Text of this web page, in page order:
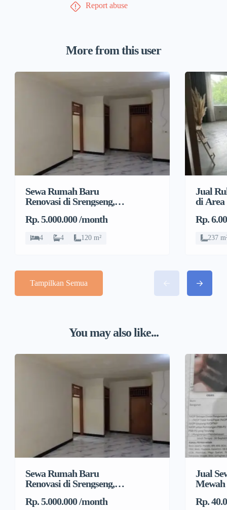
Report abuse
More from this user
Sewa Rumah Baru
Renovasi di Srengseng,
Barat
Rp. 5.000.000 /month
4 4 120 m²
Jual
di Area
Rp.
237
Tampilkan Semua
You may also like...
Sewa Rumah Baru
Renovasi di Srengseng,
Barat
Rp. 5.000.000 /month
Jual
Mewah
Rp.